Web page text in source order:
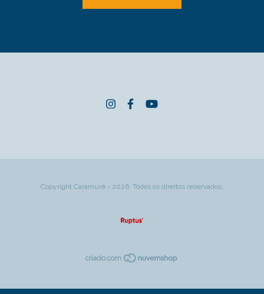
Copyright Caramurê - 2026. Todos os direitos reservados.